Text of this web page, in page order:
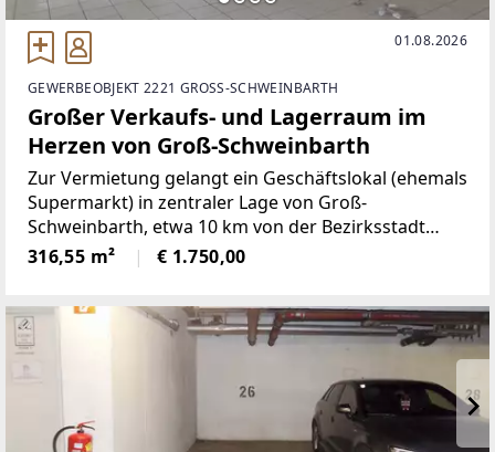
01.08.2026
GEWERBEOBJEKT 2221 GROSS-SCHWEINBARTH
Großer Verkaufs- und Lagerraum im
Herzen von Groß-Schweinbarth
Zur Vermietung gelangt ein Geschäftslokal (ehemals
Supermarkt) in zentraler Lage von Groß-
Schweinbarth, etwa 10 km von der Bezirksstadt
Gänserndorf entfernt.Das Lokal, welches ebenerdig
angelegt ist, verfügt über ca. 126 m² Lagerfläche,
316,55 m² € 1.750,00